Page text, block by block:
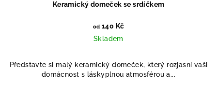
Keramický domeček se srdíčkem
od 140 Kč
Skladem
Představte si malý keramický domeček, který rozjasní vaši
domácnost s láskyplnou atmosférou a...